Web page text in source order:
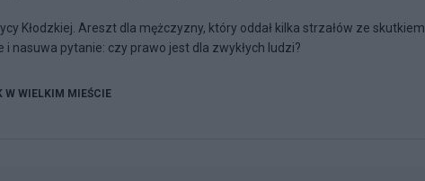
Kłodzkiej. Areszt dla mężczyzny, który oddał kilka strzałów ze skutkiem
nasuwa pytanie: czy prawo jest dla zwykłych ludzi?
W WIELKIM MIEŚCIE